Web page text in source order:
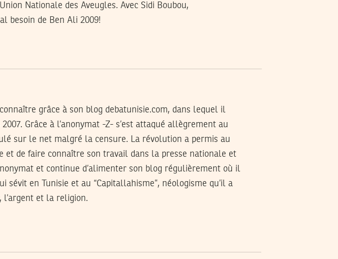
Nationale des Aveugles. Avec Sidi Boubou,
besoin de Ben Ali 2009!
grâce à son blog debatunisie.com, dans lequel il
Grâce à l’anonymat -Z- s’est attaqué allègrement au
sur le net malgré la censure. La révolution a permis au
et de faire connaître son travail dans la presse nationale et
et continue d’alimenter son blog régulièrement où il
en Tunisie et au “Capitallahisme”, néologisme qu’il a
et la religion.